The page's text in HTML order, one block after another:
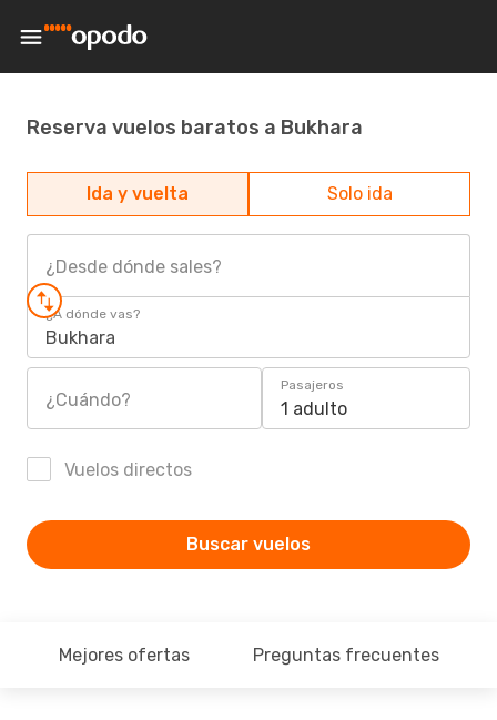
Reserva vuelos baratos a Bukhara
Ida y vuelta Solo ida
¿Desde dónde sales?
¿A dónde vas?
Bukhara
¿Cuándo?
Pasajeros
1 adulto
Vuelos directos
Buscar vuelos
Mejores ofertas Preguntas frecuentes